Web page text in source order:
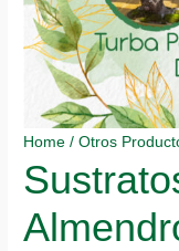
Home /Otros